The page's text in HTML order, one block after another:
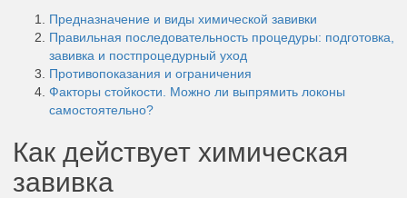
Предназначение и виды химической завивки
Правильная последовательность процедуры: подготовка,
завивка и постпроцедурный уход
Противопоказания и ограничения
Факторы стойкости. Можно ли выпрямить локоны
самостоятельно?
Как действует химическая
завивка